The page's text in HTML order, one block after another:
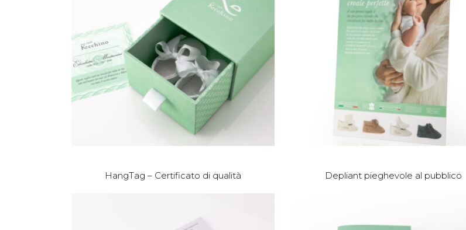
HangTag – Certificato di qualità Depliant pieghevole al pubblico